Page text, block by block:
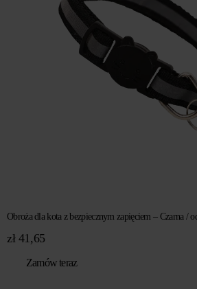
Obroża dla kota z bezpiecznym zapięciem – Czarna /
zł41,65
Zamów teraz